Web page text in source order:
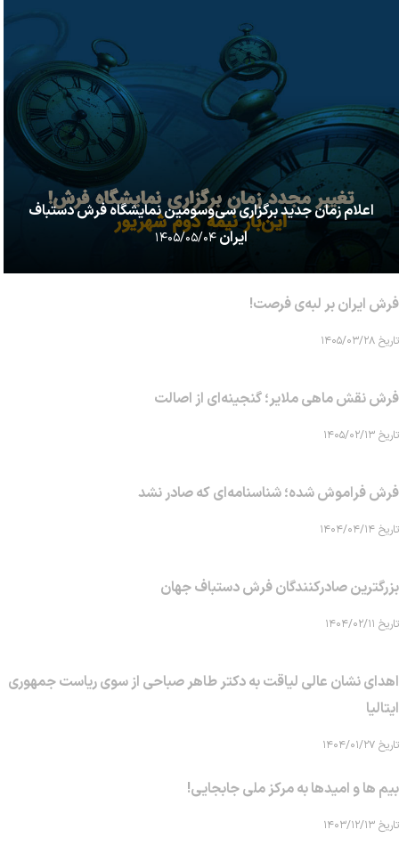
اعلام زمان جدید برگزاری سی‌وسومین نمایشگاه فرش دستباف
ایران۱۴۰۵/۰۵/۰۴
فرش ایران بر لبه‌ی فرصت!
تاریخ ۱۴۰۵/۰۳/۲۸
فرش نقش ماهی‌ ملایر؛ گنجینه‌ای از اصالت
تاریخ ۱۴۰۵/۰۲/۱۳
فرش فراموش شده؛ شناسنامه‌ای که صادر نشد
تاریخ ۱۴۰۴/۰۴/۱۴
بزرگترین صادرکنندگان فرش دستباف جهان
تاریخ ۱۴۰۴/۰۲/۱۱
اهدای نشان عالی لیاقت به دکتر طاهر صباحی از سوی ریاست جمهوری
ایتالیا
تاریخ ۱۴۰۴/۰۱/۲۷
بیم ها و امیدها به مرکز ملی جابجایی!
تاریخ ۱۴۰۳/۱۲/۱۳